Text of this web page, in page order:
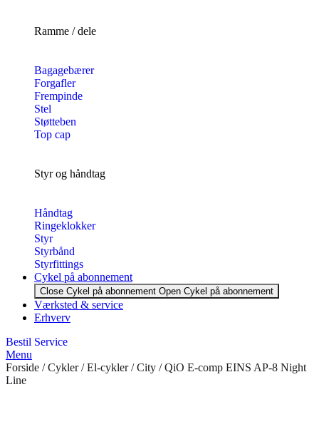
Ramme / dele
Bagagebærer
Forgafler
Frempinde
Stel
Støtteben
Top cap
Styr og håndtag
Håndtag
Ringeklokker
Styr
Styrbånd
Styrfittings
Cykel på abonnement
Close Cykel på abonnement Open Cykel på abonnement
Værksted & service
Erhverv
Bestil Service
Menu
Forside /Cykler/El-cykler/City / QiO E-comp EINS AP-8 Night
Line